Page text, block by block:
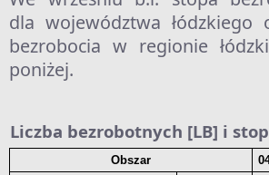
dla województwa łódzkiego
bezrobocia w regionie
poniżej.
Liczba bezrobotnych [LB] i
Obszar